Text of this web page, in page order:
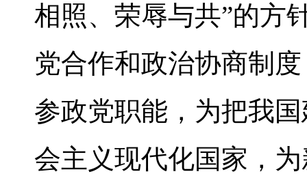
相照、荣辱与共”的方
党合作和政治协商制
参政党职能，为把我
会主义现代化国家，